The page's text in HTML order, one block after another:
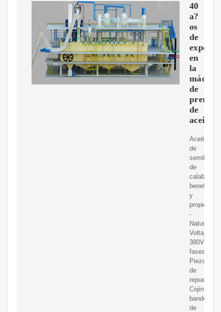
40
a?
os
de
en
la
de
prensa
de
aceite
Aceite
de
semillas
de
calabaza:
beneficios
y
-
Natursan.
Voltaje:
380V/
fases;
Pieza
de
repuesto:
Cojinete,
bandejas
de